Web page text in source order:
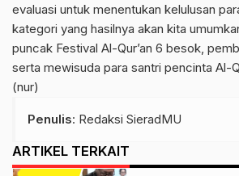
evaluasi untuk menentukan kelulusan
kategori yang hasilnya akan kita
puncak Festival Al-Qur’an 6 besok,
serta mewisuda para santri pencinta Al-
(nur)
Penulis: Redaksi SieradMU
ARTIKEL TERKAIT